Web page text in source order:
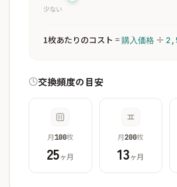
少ない
1枚あたりのコスト =購入価格 ÷
交換頻度の目安
月100枚
25ヶ月
月200枚
13ヶ月